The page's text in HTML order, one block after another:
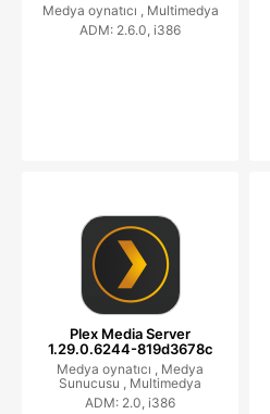
Medya oynatıcı , Multimedya
ADM: 2.6.0, i386
Plex Media Server
1.29.0.6244-819d3678c
Medya oynatıcı , Medya
Sunucusu , Multimedya
ADM: 2.0, i386